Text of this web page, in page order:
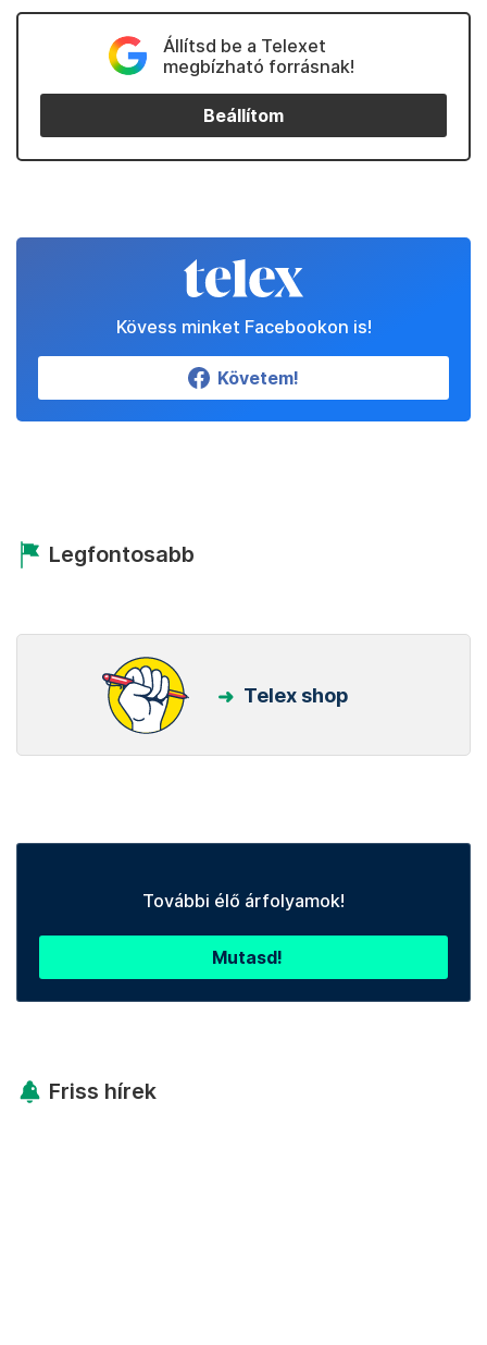
Állítsd be a Telexet
megbízható forrásnak!
Beállítom
Kövess minket Facebookon is!
Követem!
Legfontosabb
Telex shop
További élő árfolyamok!
Mutasd!
Friss hírek